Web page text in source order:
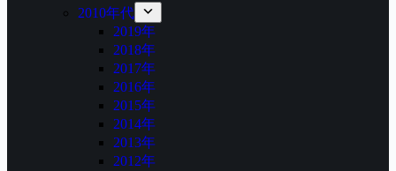
2010年代
2019年
2018年
2017年
2016年
2015年
2014年
2013年
2012年